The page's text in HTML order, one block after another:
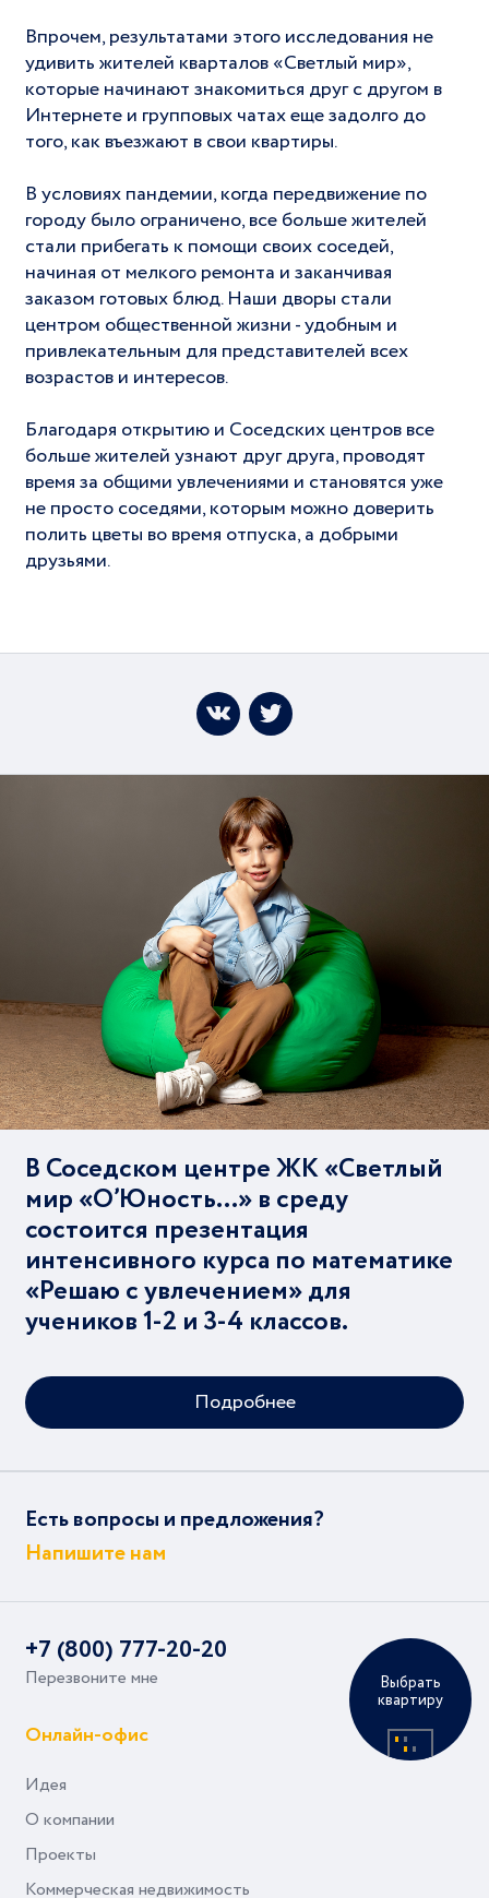
Выбрать
квартиру
Впрочем, результатами этого исследования не
удивить жителей кварталов «Светлый мир»,
которые начинают знакомиться друг с другом в
Интернете и групповых чатах еще задолго до
того, как въезжают в свои квартиры.
В условиях пандемии, когда передвижение по
городу было ограничено, все больше жителей
стали прибегать к помощи своих соседей,
начиная от мелкого ремонта и заканчивая
заказом готовых блюд. Наши дворы стали
центром общественной жизни - удобным и
привлекательным для представителей всех
возрастов и интересов.
Благодаря открытию и Соседских центров все
больше жителей узнают друг друга, проводят
время за общими увлечениями и становятся уже
не просто соседями, которым можно доверить
полить цветы во время отпуска, а добрыми
друзьями.
В Соседском центре ЖК «Светлый
мир «О’Юность…» в среду
состоится презентация
интенсивного курса по математике
«Решаю с увлечением» для
учеников 1-2 и 3-4 классов.
Подробнее
Есть вопросы и предложения?
Напишите нам
+7 (800) 777-20-20
Перезвоните мне
Онлайн-офис
Идея
О компании
Проекты
Коммерческая недвижимость